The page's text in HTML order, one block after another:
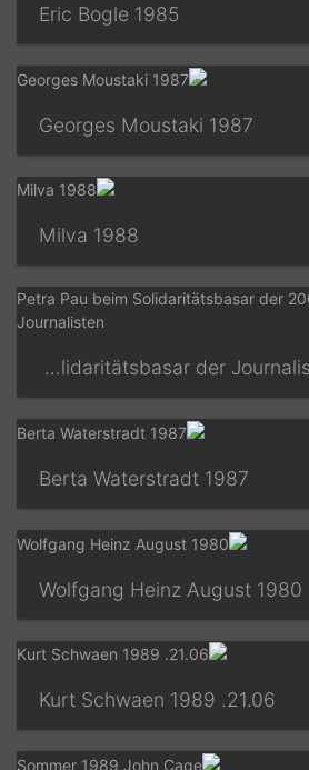
1985 Eric Bogle
1987 Georges Moustaki
1988 Milva
28.08. 2004 Petra Pau beim Solidaritätsbasar der Journalisten
1987 Berta Waterstradt
Wolfgang Heinz August 1980
21.06. 1989 Kurt Schwaen